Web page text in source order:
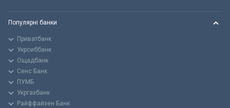
Популярні банки
Приватбанк
Укрсиббанк
Ощадбанк
Сенс Банк
ПУМБ
Укргазбанк
Райффайзен Банк